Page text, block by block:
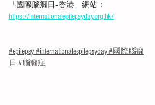
「國際腦癇日–香港」網站：
https://internationalepilepsyday.org.hk/
#epilepsy #internationalespilepsyday #國際腦癇
日 #腦癇症